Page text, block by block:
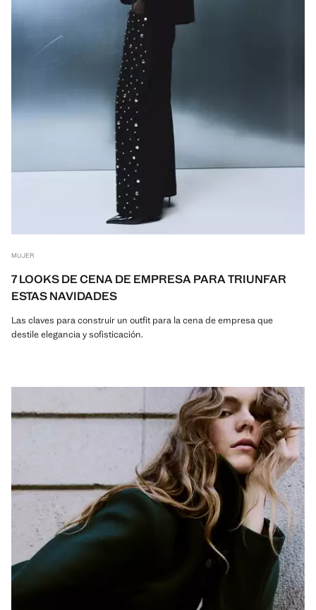
MUJER
7 LOOKS DE CENA DE EMPRESA PARA TRIUNFAR
ESTAS NAVIDADES
Las claves para construir un outfit para la cena de empresa que
destile elegancia y sofisticación.